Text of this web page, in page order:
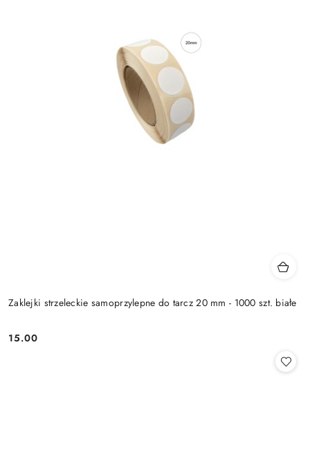
Zaklejki strzeleckie samoprzylepne do tarcz 20 mm - 1000 szt. białe
Cena:
15.00